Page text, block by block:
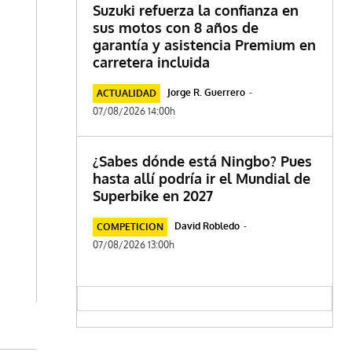
Suzuki refuerza la confianza en
sus motos con 8 años de
garantía y asistencia Premium en
carretera incluida
ACTUALIDAD Jorge R. Guerrero -
07/08/2026 14:00h
¿Sabes dónde está Ningbo? Pues
hasta allí podría ir el Mundial de
Superbike en 2027
COMPETICION David Robledo -
07/08/2026 13:00h